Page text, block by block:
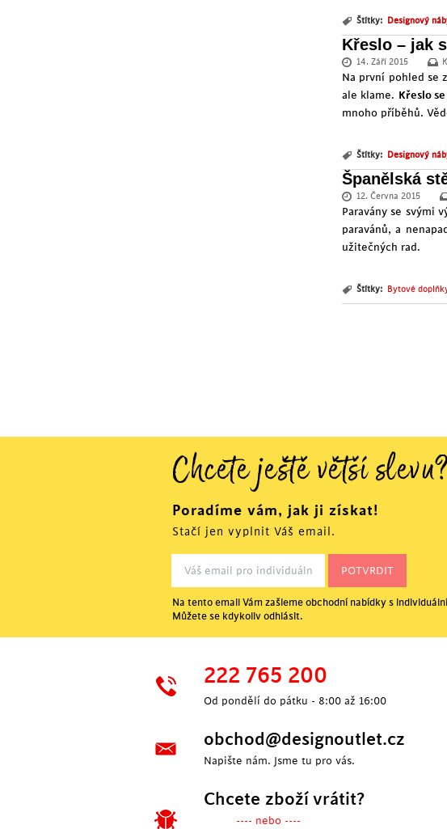
Štítky: Designový
Křeslo – jak
14. Září 2015
Na první pohled se
ale klame. Křeslo
mnoho příběhů.
Štítky: Designový
Španělská
12. Června 2015
Paravány se svými
paravánů, a
užitečných rad.
Štítky: Bytové
Chcete ještě větší
Poradíme vám, jak ji získat!
Stačí jen vyplnit Váš email.
Na tento email Vám zašleme obchodní nabídky s
Můžete se kdykoliv odhlásit.
222 765 200
Od pondělí do pátku - 8:00 až 16:00
obchod@designoutlet.cz
Napište nám. Jsme tu pro vás.
Chcete zboží vrátit?
---- nebo ----